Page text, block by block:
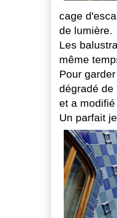
cage
de lumière.
Les
même
Pour
dégradé
et a
Un parfait